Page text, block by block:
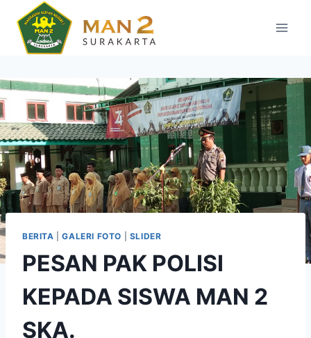
content
BERITA |GALERI FOTO SLIDER
PESAN PAK POLISI
KEPADA SISWA MAN 2
SKA.